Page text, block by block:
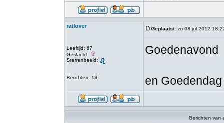
ratlover
Leeftijd: 67
Geslacht:
Sterrenbeeld:
Berichten: 13
Geplaatst: zo 08 jul 2012
Goedenavond
en
Berichten van